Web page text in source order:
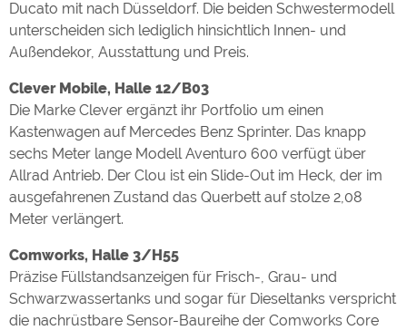
Ducato mit nach Düsseldorf. Die beiden Schwestermodell
unterscheiden sich lediglich hinsichtlich Innen- und
Außendekor, Ausstattung und Preis.
Clever Mobile, Halle 12/B03
Die Marke Clever ergänzt ihr Portfolio um einen
Kastenwagen auf Mercedes Benz Sprinter. Das knapp
sechs Meter lange Modell Aventuro 600 verfügt über
Allrad Antrieb. Der Clou ist ein Slide-Out im Heck, der im
ausgefahrenen Zustand das Querbett auf stolze 2,08
Meter verlängert.
Comworks, Halle 3/H55
Präzise Füllstandsanzeigen für Frisch-, Grau- und
Schwarzwassertanks und sogar für Dieseltanks verspricht
die nachrüstbare Sensor-Baureihe der Comworks Core